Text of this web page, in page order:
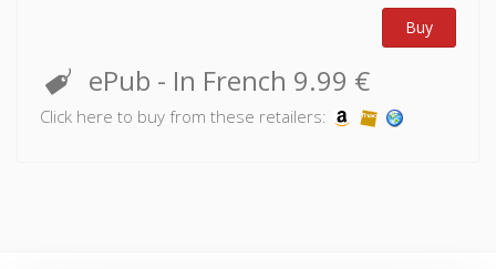
Buy
ePub - In French 9.99 €
Click here to buy from these retailers: